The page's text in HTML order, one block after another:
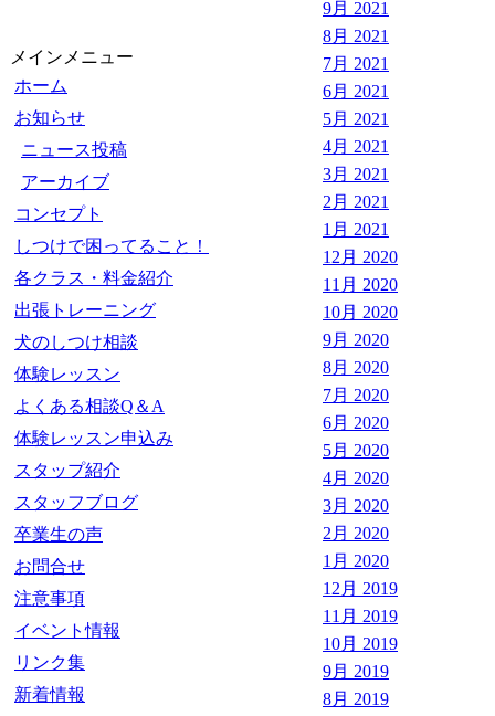
メインメニュー
ホーム
お知らせ
ニュース投稿
アーカイブ
コンセプト
しつけで困ってること！
各クラス・料金紹介
出張トレーニング
犬のしつけ相談
体験レッスン
よくある相談Q＆A
体験レッスン申込み
スタップ紹介
スタッフブログ
卒業生の声
お問合せ
注意事項
イベント情報
リンク集
新着情報
9月 2021
8月 2021
7月 2021
6月 2021
5月 2021
4月 2021
3月 2021
2月 2021
1月 2021
12月 2020
11月 2020
10月 2020
9月 2020
8月 2020
7月 2020
6月 2020
5月 2020
4月 2020
3月 2020
2月 2020
1月 2020
12月 2019
11月 2019
10月 2019
9月 2019
8月 2019